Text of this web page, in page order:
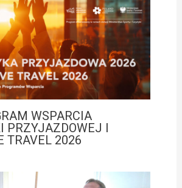
WSPARCIA
PRZYJAZDOWEJ I
TRAVEL 2026